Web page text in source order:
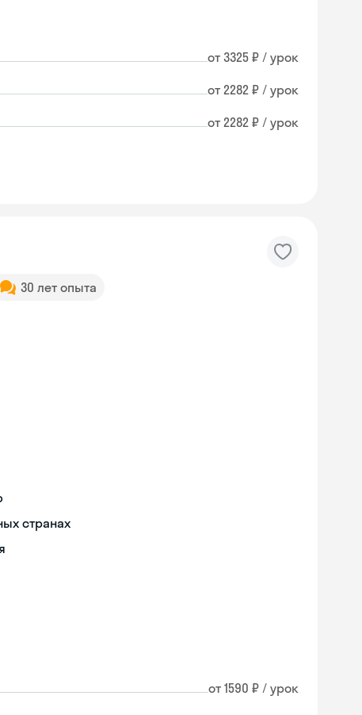
от 3325 ₽ / урок
от 2282 ₽ / урок
от 2282 ₽ / урок
30 лет опыта
странах
от 1590 ₽ / урок